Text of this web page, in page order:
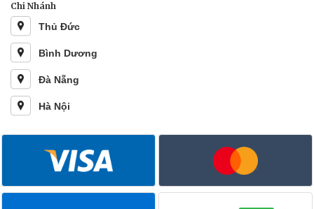
Chi Nhánh
Thủ Đức
Bình Dương
Đà Nẵng
Hà Nội